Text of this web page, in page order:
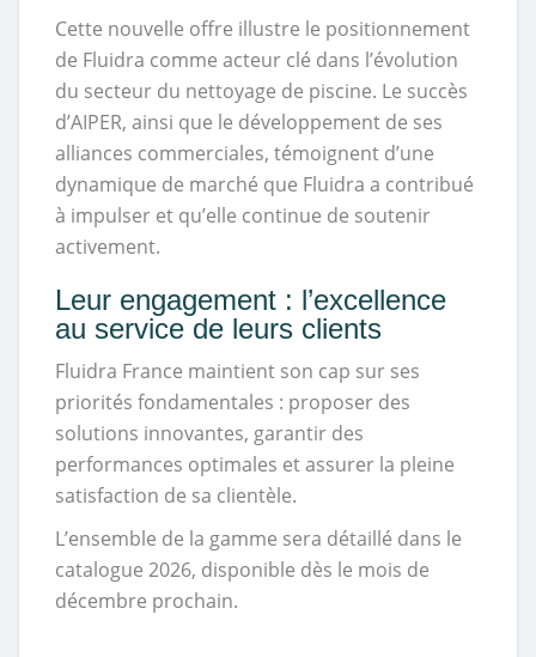
Cette nouvelle offre illustre le positionnement
de Fluidra comme acteur clé dans l’évolution
du secteur du nettoyage de piscine. Le succès
d’AIPER, ainsi que le développement de ses
alliances commerciales, témoignent d’une
dynamique de marché que Fluidra a contribué
à impulser et qu’elle continue de soutenir
activement.
Leur engagement : l’excellence
au service de leurs clients
Fluidra France maintient son cap sur ses
priorités fondamentales : proposer des
solutions innovantes, garantir des
performances optimales et assurer la pleine
satisfaction de sa clientèle.
L’ensemble de la gamme sera détaillé dans le
catalogue 2026, disponible dès le mois de
décembre prochain.